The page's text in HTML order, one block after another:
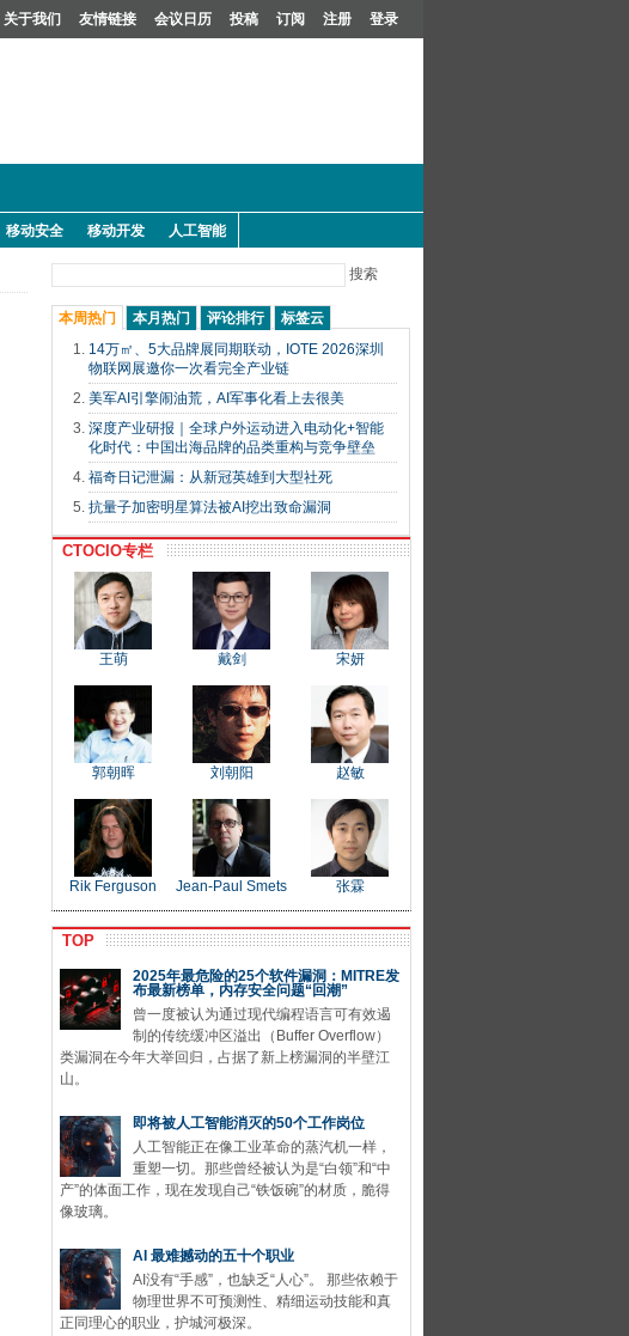
关于我们 友情链接 会议日历 投稿 订阅 注册 登录
移动安全 移动开发 人工智能
搜索
本周热门 本月热门 评论排行
标签云
14万㎡、5大品牌展同期联动，IOTE 2026深圳
物联网展邀你一次看完全产业链
美军AI引擎闹油荒，AI军事化看上去很美
深度产业研报｜全球户外运动进入电动化+智能
化时代：中国出海品牌的品类重构与竞争壁垒
福奇日记泄漏：从新冠英雄到大型社死
抗量子加密明星算法被AI挖出致命漏洞
CTOCIO专栏
王萌 戴剑 宋妍
郭朝晖 刘朝阳 赵敏
Rik Ferguson Jean-Paul Smets 张霖
TOP
2025年最危险的25个软件漏洞：MITRE发
布最新榜单，内存安全问题“回潮”
曾一度被认为通过现代编程语言可有效遏
制的传统缓冲区溢出（Buffer Overflow）
类漏洞在今年大举回归，占据了新上榜漏洞的半壁江
山。
即将被人工智能消灭的50个工作岗位
人工智能正在像工业革命的蒸汽机一样，
重塑一切。那些曾经被认为是“白领”和“中
产”的体面工作，现在发现自己“铁饭碗”的材质，脆得
像玻璃。
AI 最难撼动的五十个职业
AI没有“手感”，也缺乏“人心”。 那些依赖于
物理世界不可预测性、精细运动技能和真
正同理心的职业，护城河极深。